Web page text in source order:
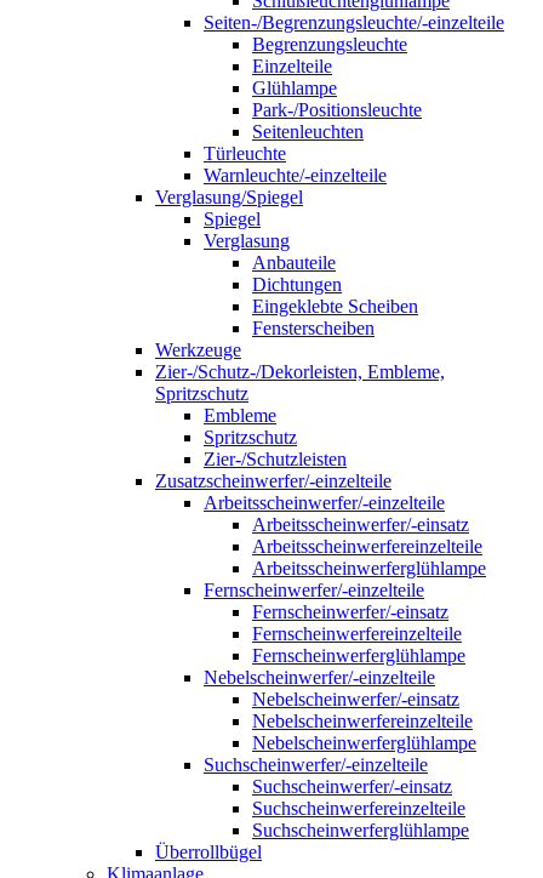
Seiten-/Begrenzungsleuchte/-einzelteile
Begrenzungsleuchte
Einzelteile
Glühlampe
Park-/Positionsleuchte
Seitenleuchten
Türleuchte
Warnleuchte/-einzelteile
Verglasung/Spiegel
Spiegel
Verglasung
Anbauteile
Dichtungen
Eingeklebte Scheiben
Fensterscheiben
Werkzeuge
Zier-/Schutz-/Dekorleisten, Embleme,
Spritzschutz
Embleme
Spritzschutz
Zier-/Schutzleisten
Zusatzscheinwerfer/-einzelteile
Arbeitsscheinwerfer/-einzelteile
Arbeitsscheinwerfer/-einsatz
Arbeitsscheinwerfereinzelteile
Arbeitsscheinwerferglühlampe
Fernscheinwerfer/-einzelteile
Fernscheinwerfer/-einsatz
Fernscheinwerfereinzelteile
Fernscheinwerferglühlampe
Nebelscheinwerfer/-einzelteile
Nebelscheinwerfer/-einsatz
Nebelscheinwerfereinzelteile
Nebelscheinwerferglühlampe
Suchscheinwerfer/-einzelteile
Suchscheinwerfer/-einsatz
Suchscheinwerfereinzelteile
Suchscheinwerferglühlampe
Überrollbügel
Klimaanlage